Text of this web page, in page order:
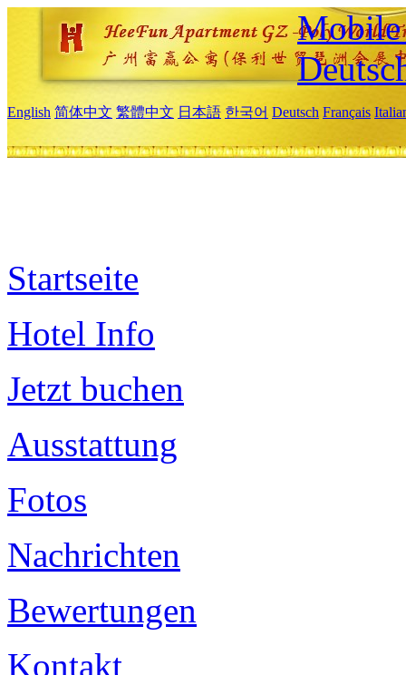
Mobile
English 简体中文 繁體中文 日本語 한국어 Deutsch Français
Startseite
Hotel Info
Jetzt buchen
Ausstattung
Fotos
Nachrichten
Bewertungen
Kontakt